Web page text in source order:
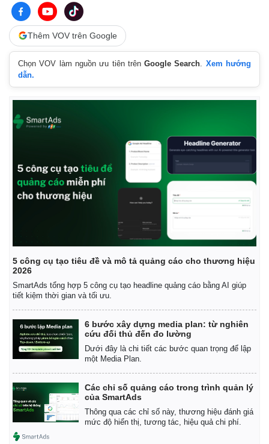
Doanh nghiệp
Doanh nhân
Vì cộng đồng
Sành điệu
Tin Công nghệ
Trải nghiệm
Chuyển đổi số
Thêm VOV trên Google
Chọn VOV làm nguồn ưu tiên trênGoogle Search
Xem hướng
dẫn.
5 công cụ tạo tiêu đề và mô tả quảng cáo cho thương hiệu
2026
SmartAds tổng hợp 5 công cụ tạo headline quảng cáo bằng AI giúp
tiết kiệm thời gian và tối ưu.
6 bước xây dựng media plan: từ nghiên
cứu đối thủ đến đo lường
Dưới đây là chi tiết các bước quan trọng để lập
một Media Plan.
Các chỉ số quảng cáo trong trình quản lý
của SmartAds
Thông qua các chỉ số này, thương hiệu đánh giá
mức độ hiển thị, tương tác, hiệu quả chi phí.